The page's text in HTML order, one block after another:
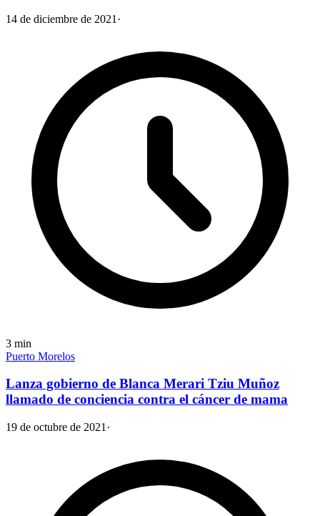
14 de diciembre de 2021 ·
3 min
Puerto Morelos
Lanza gobierno de Blanca Merari Tziu Muñoz
llamado de conciencia contra el cáncer de mama
19 de octubre de 2021 ·